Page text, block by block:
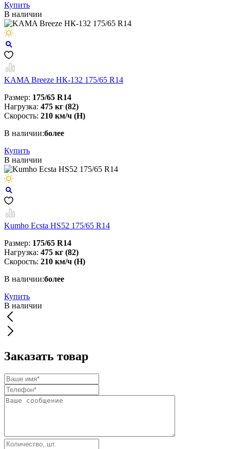
Купить
В наличии
KAMA Breeze НК-132 175/65 R14
Размер: 175/65 R14
Нагрузка: 475 кг (82)
Скорость: 210 км/ч (H)
В наличии:более
Купить
В наличии
Kumho Ecsta HS52 175/65 R14
Размер: 175/65 R14
Нагрузка: 475 кг (82)
Скорость: 210 км/ч (H)
В наличии:более
Купить
В наличии
Заказать товар